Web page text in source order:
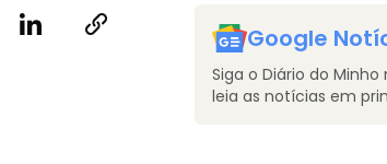
Google
Siga o Diário do Minho
leia as notícias em